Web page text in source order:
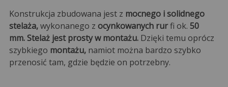
Konstrukcja zbudowana jest z mocnego i solidnego
stelaża,wykonanego z ocynkowanych rurfi ok. 50
mm. Stelaż jest prosty w montażu. Dzięki temu oprócz
szybkiego montażu,namiot można bardzo szybko
przenosić tam, gdzie będzie on potrzebny.